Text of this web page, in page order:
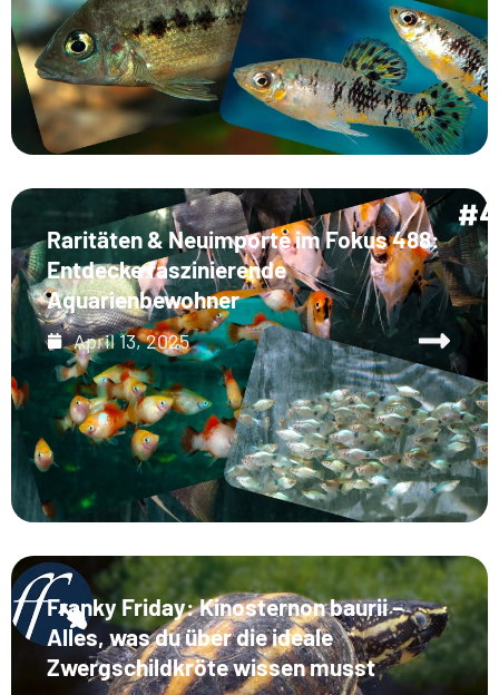
Raritäten & Neuimporte im Fokus 488:
Entdecke faszinierende
Aquarienbewohner
April 13, 2025
Franky Friday: Kinosternon baurii –
Alles, was du über die ideale
Zwergschildkröte wissen musst